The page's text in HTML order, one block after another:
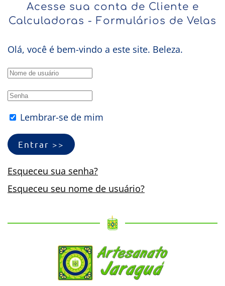
Acesse sua conta de Cliente e
Calculadoras - Formulários de Velas
Olá, você é bem-vindo a este site. Beleza.
Lembrar-se de mim
Entrar >>
Esqueceu sua senha?
Esqueceu seu nome de usuário?